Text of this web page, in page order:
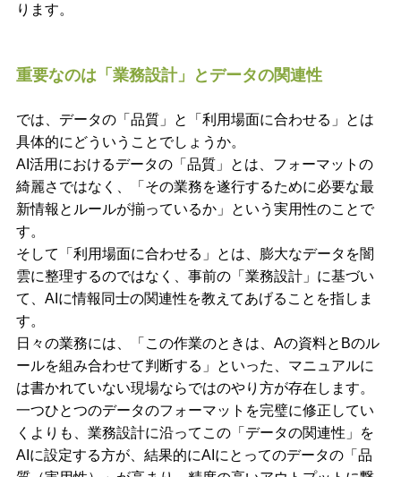
ります。
重要なのは「業務設計」とデータの関連性
では、データの「品質」と「利用場面に合わせる」とは
具体的にどういうことでしょうか。
AI活用におけるデータの「品質」とは、フォーマットの
綺麗さではなく、「その業務を遂行するために必要な最
新情報とルールが揃っているか」という実用性のことで
す。
そして「利用場面に合わせる」とは、膨大なデータを闇
雲に整理するのではなく、事前の「業務設計」に基づい
て、AIに情報同士の関連性を教えてあげることを指しま
す。
日々の業務には、「この作業のときは、Aの資料とBのル
ールを組み合わせて判断する」といった、マニュアルに
は書かれていない現場ならではのやり方が存在します。
一つひとつのデータのフォーマットを完璧に修正してい
くよりも、業務設計に沿ってこの「データの関連性」を
AIに設定する方が、結果的にAIにとってのデータの「品